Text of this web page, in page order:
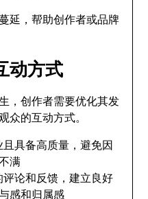
延，帮助创作者或品牌
动方式
，创作者需要优化其发
众的互动方式。
具备高质量，避免因
满
论和反馈，建立良好
感和归属感